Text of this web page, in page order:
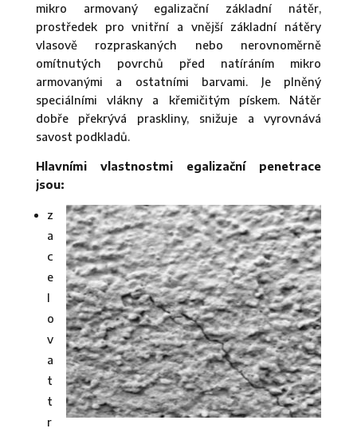
mikro armovaný egalizační základní nátěr,
prostředek pro vnitřní a vnější základní nátěry
vlasově rozpraskaných nebo nerovnoměrně
omítnutých povrchů před natíráním mikro
armovanými a ostatními barvami. Je plněný
speciálními vlákny a křemičitým pískem. Nátěr
dobře překrývá praskliny, snižuje a vyrovnává
savost podkladů.
Hlavními vlastnostmi egalizační penetrace
jsou:
z
a
c
e
l
o
v
a
t
t
r